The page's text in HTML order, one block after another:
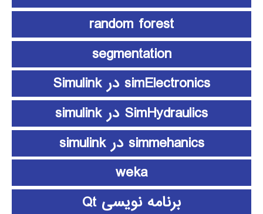
random forest
segmentation
simElectronics در Simulink
SimHydraulics در simulink
simmehanics در simulink
weka
برنامه نویسی Qt